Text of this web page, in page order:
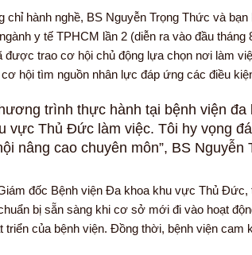
hành nghề, BS Nguyễn Trọng Thức và
y tế TPHCM lần 2 (diễn ra vào đầu
được trao cơ hội chủ động lựa chọn nơi làm
hội tìm nguồn nhân lực đáp ứng các điều
trình thực hành tại bệnh viện
vực Thủ Đức làm việc. Tôi hy vọng
nâng cao chuyên môn”, BS Nguyễn
đốc Bệnh viện Đa khoa khu vực Thủ
bị sẵn sàng khi cơ sở mới đi vào hoạt
của bệnh viện. Đồng thời, bệnh viện